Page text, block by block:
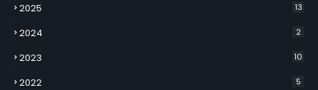
2025 13
2024 2
2023 10
2022 5